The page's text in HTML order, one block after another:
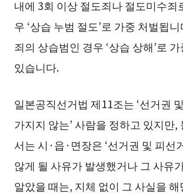
내에 3회 이상 절도죄나 절도미수죄
우 ‘상습 누범 절도’로 가중 처벌됩
죄의 상습범인 경우 ‘상습 상해’로
있습니다.
일본공직선거법 제11조는 ‘선거권
가지지 않는’ 사람을 정하고 있지만,
서는 시·읍·면장은 ‘선거권 및 피선
않게 될 사유가 발생했거나 그 사유
알았을 때는, 지체 없이 그 사실을 해